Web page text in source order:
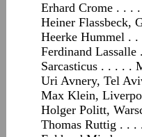
Erhard Crome . . .
Heiner Flassbeck,
Heerke Hummel .
Ferdinand Lassalle
Sarcasticus . . . . .
Uri Avnery, Tel
Max Klein,
Holger Politt,
Thomas Ruttig . . .